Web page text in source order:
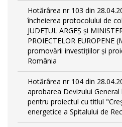
Hotărârea nr 103 din
încheierea protocolului de
JUDEȚUL ARGEȘ și
PROIECTELOR EUROPENE
promovării investițiilor și
România
Hotărârea nr 104 din
aprobarea Devizului
pentru proiectul cu titlul
energetice a Spitalului de